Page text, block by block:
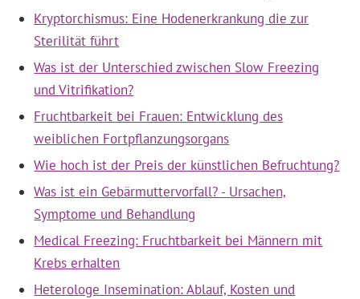
Kryptorchismus: Eine Hodenerkrankung die zur
Sterilität führt
Was ist der Unterschied zwischen Slow Freezing
und Vitrifikation?
Fruchtbarkeit bei Frauen: Entwicklung des
weiblichen Fortpflanzungsorgans
Wie hoch ist der Preis der künstlichen Befruchtung?
Was ist ein Gebärmuttervorfall? - Ursachen,
Symptome und Behandlung
Medical Freezing: Fruchtbarkeit bei Männern mit
Krebs erhalten
Heterologe Insemination: Ablauf, Kosten und